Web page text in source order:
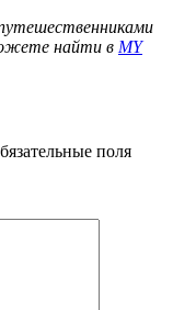
найти в MY
поля